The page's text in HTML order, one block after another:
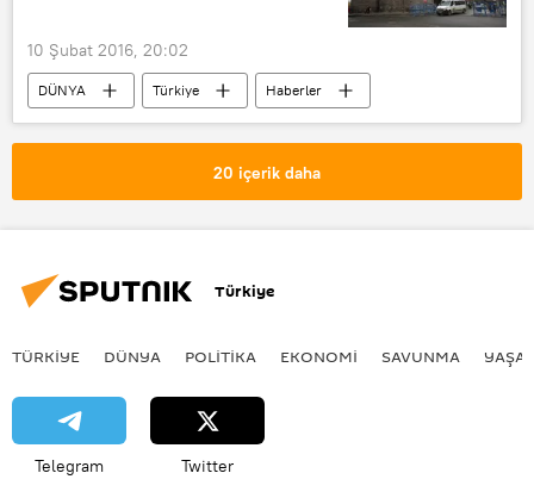
10 Şubat 2016, 20:02
DÜNYA Türkiye
Haberler
Diyarbakır
Sur
20 içerik daha
Türkiye
TÜRKIYE DÜNYA POLİTİKA EKONOMİ SAVUNMA
Telegram Twitter